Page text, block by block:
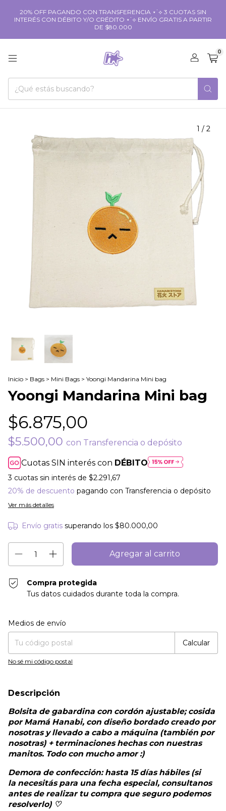
20% OFF PAGANDO CON TRANSFERENCIA ⋆˙⟡ 3 CUOTAS SIN
INTERÉS CON DÉBITO Y/O CRÉDITO ⋆˙⟡ ENVÍO GRATIS A PARTIR
DE $80.000
0
1 / 2
Inicio > Bags > Mini Bags > Yoongi Mandarina Mini bag
Yoongi Mandarina Mini bag
$6.875,00
$5.500,00 con Transferencia o depósito
Cuotas SIN interés con DÉBITO
3 cuotas sin interés de $2.291,67
20% de descuento pagando con Transferencia o depósito
Ver más detalles
Envío gratis superando los $80.000,00
Compra protegida
Tus datos cuidados durante toda la compra.
Entregas para el CP:
Medios de envío
Calcular
No sé mi código postal
Descripción
Bolsita de gabardina con cordón ajustable; cosida
por Mamá Hanabi, con diseño bordado creado por
nosotras y llevado a cabo a máquina (también por
nosotras) + terminaciones hechas con nuestras
manitos. Todo con mucho amor :)
Demora de confección: hasta 15 días hábiles (si
la necesitás para una fecha especial, consultanos
antes de realizar tu compra que seguro podemos
resolverlo) ♡